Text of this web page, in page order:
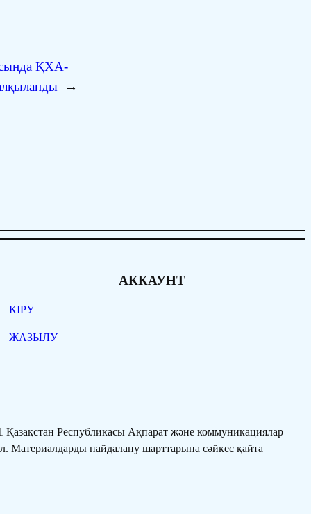
ҚХА-
→
АККАУНТ
КІРУ
ЖАЗЫЛУ
Республикасы Ақпарат және коммуникациялар
Материалдарды пайдалану шарттарына сәйкес қайта